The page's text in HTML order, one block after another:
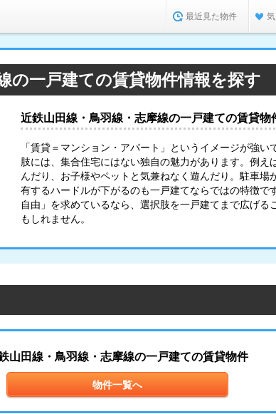
最近見た物件
の一戸建ての賃貸物件情報を探す
近鉄山田線・鳥羽線・志摩線の一戸建ての賃貸物
「賃貸＝マンション・アパート」というイメージが強
肢には、集合住宅にはない独自の魅力があります。例え
んだり、お子様やペットと気兼ねなく遊んだり。駐車場
有するハードルが下がるのも一戸建てならではの特徴で
自由」を求めているなら、選択肢を一戸建てまで広げる
もしれません。
山田線・鳥羽線・志摩線の一戸建ての賃貸物件
物件一覧へ